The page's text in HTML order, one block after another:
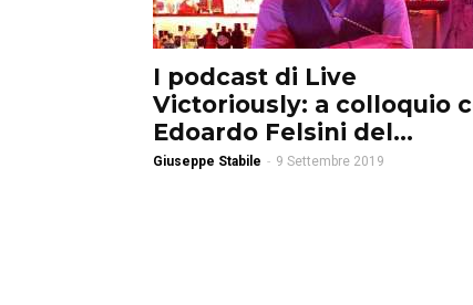
I podcast di Live
Victoriously: a colloquio
Edoardo Felsini del...
Giuseppe Stabile - 9 Settembre 2019